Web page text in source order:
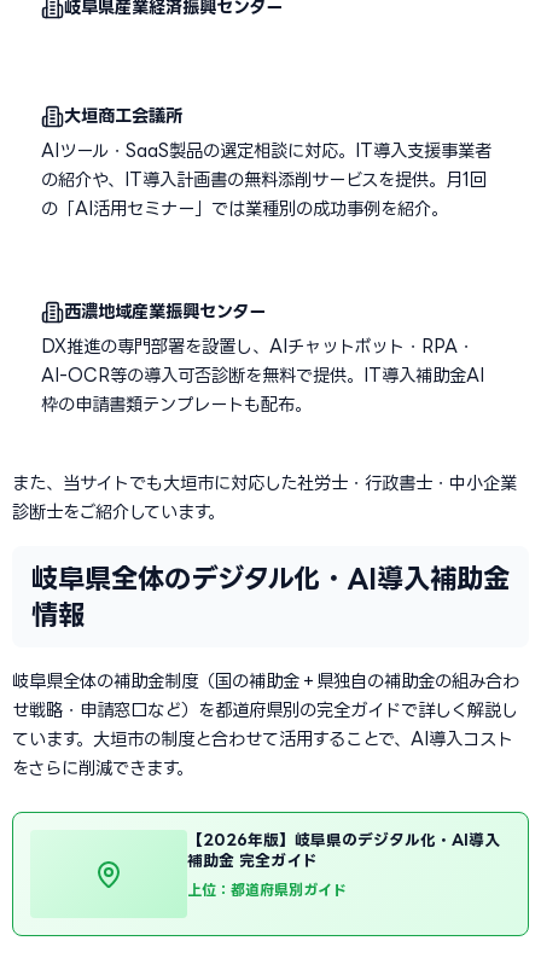
岐阜県産業経済振興センター
大垣商工会議所
AIツール・SaaS製品の選定相談に対応。IT導入支援事業者
の紹介や、IT導入計画書の無料添削サービスを提供。月1回
の「AI活用セミナー」では業種別の成功事例を紹介。
西濃地域産業振興センター
DX推進の専門部署を設置し、AIチャットボット・RPA・
AI-OCR等の導入可否診断を無料で提供。IT導入補助金AI
枠の申請書類テンプレートも配布。
また、当サイトでも大垣市に対応した社労士・行政書士・中小企業
診断士をご紹介しています。
岐阜県全体のデジタル化・AI導入補助金
情報
岐阜県全体の補助金制度（国の補助金＋県独自の補助金の組み合わ
せ戦略・申請窓口など）を都道府県別の完全ガイドで詳しく解説し
ています。大垣市の制度と合わせて活用することで、AI導入コスト
をさらに削減できます。
【2026年版】岐阜県のデジタル化・AI導入
補助金 完全ガイド
上位：都道府県別ガイド